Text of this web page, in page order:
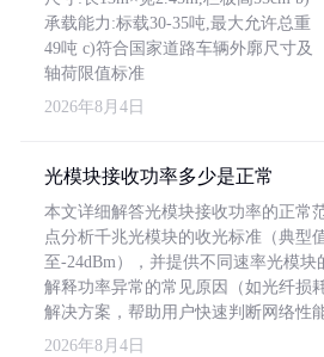
承载能力:标载30-35吨,最大允许总重
49吨 c)符合国家道路车辆外廓尺寸及
轴荷限值标准
2026年8月4日
光模块接收功率多少是正常
本文详细解答光模块接收功率的正常
点分析千兆光模块的收光标准（典型
至-24dBm），并提供不同速率光模
解释功率异常的常见原因（如光纤损
解决方案，帮助用户快速判断网络性
2026年8月4日